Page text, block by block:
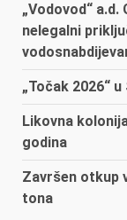
„Vodovod“
nelegalni
„Točak 2026“
Likovna
godina
Završen otkup
tona